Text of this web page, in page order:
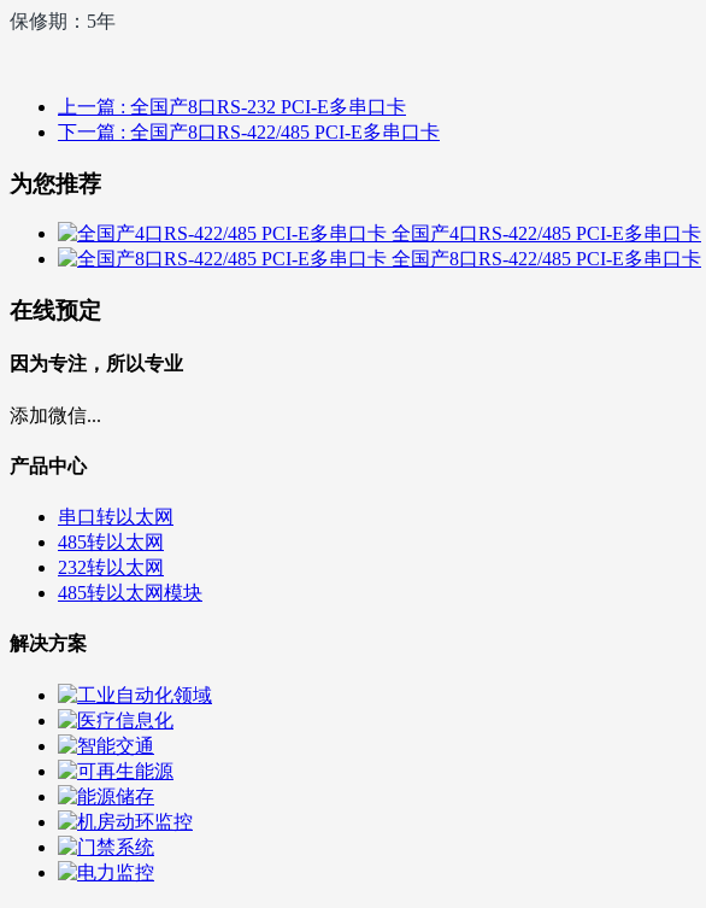
保修期：5年
上一篇 : 全国产8口RS-232 PCI-E多串口卡
下一篇 : 全国产8口RS-422/485 PCI-E多串口卡
为您推荐
全国产4口RS-422/485 PCI-E多串口卡
全国产8口RS-422/485 PCI-E多串口卡
在线预定
因为专注，所以专业
添加微信...
产品中心
串口转以太网
485转以太网
232转以太网
485转以太网模块
解决方案